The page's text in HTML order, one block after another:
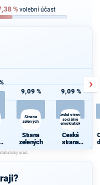
% volební účast
9,09 %
Strana
zelených
Strana
zelených
9,09 %
Česká strana
sociálně
demokratická
Česká
strana
sociálně
cká